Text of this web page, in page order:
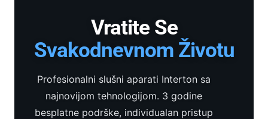
Vratite Se
Svakodnevnom Životu
Profesionalni slušni aparati Interton sa
najnovijom tehnologijom. 3 godine
besplatne podrške, individualan pristup